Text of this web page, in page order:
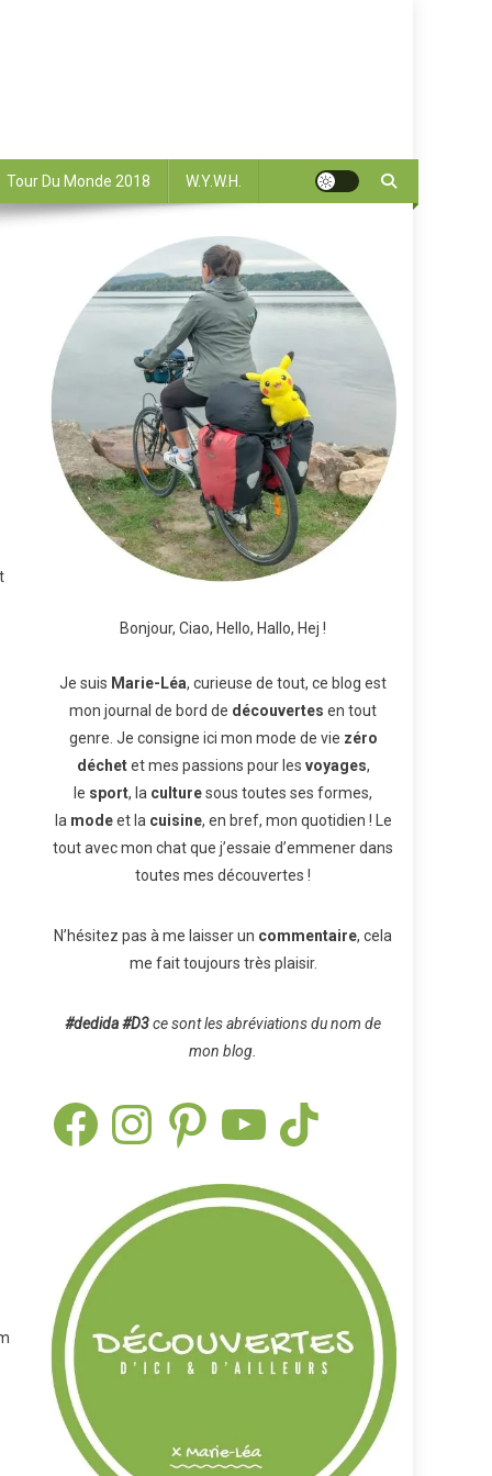
Tour Du Monde 2018 W.Y.W.H.
Bonjour, Ciao, Hello, Hallo, Hej !
Je suis Marie-Léa, curieuse de tout, ce blog est
mon journal de bord de découvertes en tout
genre. Je consigne ici mon mode de vie zéro
déchetet mes passions pour les voyages,
le sport, la culturesous toutes ses formes,
la modeet la cuisine, en bref, mon quotidien ! Le
tout avec mon chat que j’essaie d’emmener dans
toutes mes découvertes !
N’hésitez pas à me laisser un commentaire, cela
me fait toujours très plaisir.
#dedida#D3ce sont les abréviations du nom de
mon blog.
FacebookInstagramPinterest TikTok